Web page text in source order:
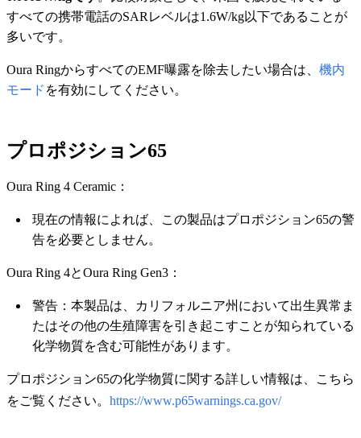
すべての携帯電話のSARレベルは1.6W/kg以下であることが
多いです。
Oura RingからすべてのEMF曝露を除去したい場合は、 機内
モード を有効にしてください。
プロポジション65
Oura Ring 4 Ceramic：
現在の情報によれば、この製品はプロポジション65の警
告を必要としません。
Oura Ring 4とOura Ring Gen3：
警告：本製品は、カリフォルニア州において出生異常ま
たはその他の生殖障害を引き起こすことが知られている
化学物質を含む可能性があります。
プロポジション65の化学物質に関する詳しい情報は、こちら
をご覧ください。 https://www.p65warnings.ca.gov/